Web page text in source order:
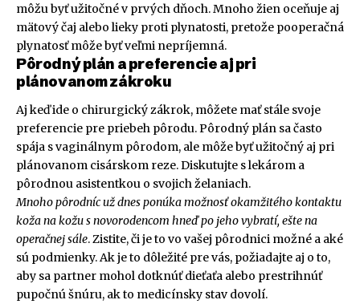
môžu byť užitočné v prvých dňoch. Mnoho žien oceňuje aj
mätový čaj alebo lieky proti plynatosti, pretože pooperačná
plynatosť môže byť veľmi nepríjemná.
Pôrodný plán a preferencie aj pri
plánovanom zákroku
Aj keď ide o chirurgický zákrok, môžete mať stále svoje
preferencie pre priebeh pôrodu. Pôrodný plán sa často
spája s vaginálnym pôrodom, ale môže byť užitočný aj pri
plánovanom cisárskom reze. Diskutujte s lekárom a
pôrodnou asistentkou o svojich želaniach.
Mnoho pôrodníc už dnes ponúka možnosť okamžitého kontaktu
koža na kožu s novorodencom hneď po jeho vybratí, ešte na
operačnej sále. Zistite, či je to vo vašej pôrodnici možné a aké
sú podmienky. Ak je to dôležité pre vás, požiadajte aj o to,
aby sa partner mohol dotknúť dieťaťa alebo prestrihnúť
pupočnú šnúru, ak to medicínsky stav dovolí.